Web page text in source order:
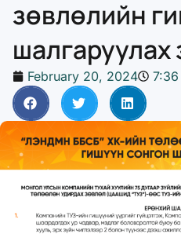
зөвлөлийн
шалгаруулах
February 20, 2024